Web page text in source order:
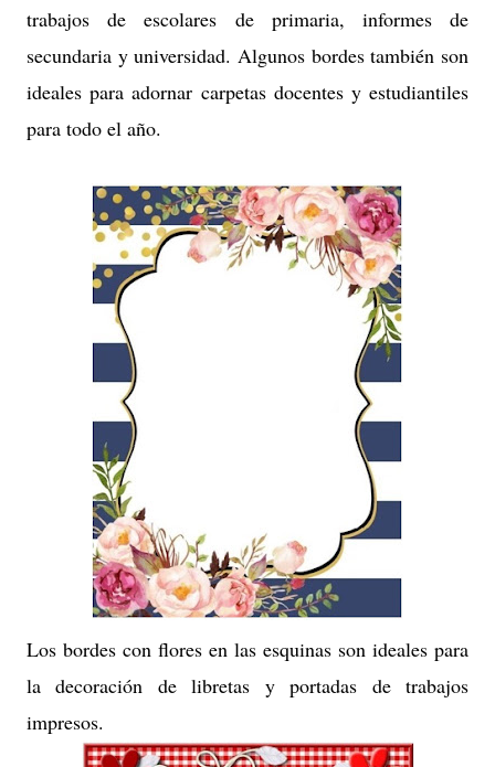
trabajos de escolares de primaria, informes de
secundaria y universidad. Algunos bordes también son
ideales para adornar carpetas docentes y estudiantiles
para todo el año.
Los bordes con flores en las esquinas son ideales para
la decoración de libretas y portadas de trabajos
impresos.